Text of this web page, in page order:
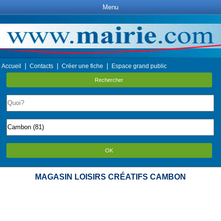
Menu
Accueil Contacts Créer une fiche Espace grand public
Rechercher
OK
MAGASIN LOISIRS CRÉATIFS CAMBON